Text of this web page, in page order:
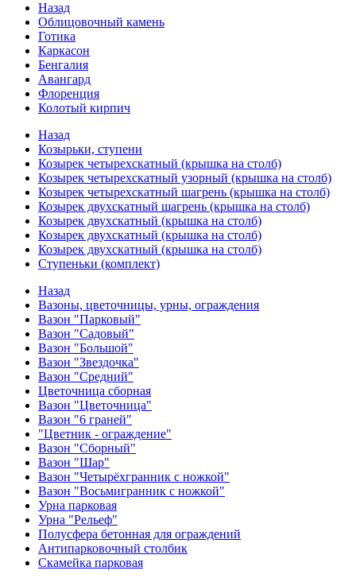
Назад
Облицовочный камень
Готика
Каркасон
Бенгалия
Авангард
Флоренция
Колотый кирпич
Назад
Козырьки, ступени
Козырек четырехскатный (крышка на столб)
Козырек четырехскатный узорный (крышка на столб)
Козырек четырехскатный шагрень (крышка на столб)
Козырек двухскатный шагрень (крышка на столб)
Козырек двухскатный (крышка на столб)
Козырек двухскатный (крышка на столб)
Козырек двухскатный (крышка на столб)
Ступеньки (комплект)
Назад
Вазоны, цветочницы, урны, ограждения
Вазон "Парковый"
Вазон "Садовый"
Вазон "Большой"
Вазон "Звездочка"
Вазон "Средний"
Цветочница сборная
Вазон "Цветочница"
Вазон "6 граней"
"Цветник - ограждение"
Вазон "Сборный"
Вазон "Шар"
Вазон "Четырёхгранник с ножкой"
Вазон "Восьмигранник с ножкой"
Урна парковая
Урна "Рельеф"
Полусфера бетонная для ограждений
Антипарковочный столбик
Скамейка парковая